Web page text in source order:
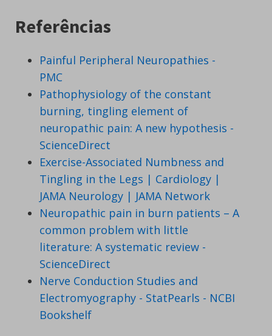
Referências
Painful Peripheral Neuropathies -
PMC
Pathophysiology of the constant
burning, tingling element of
neuropathic pain: A new hypothesis -
ScienceDirect
Exercise-Associated Numbness and
Tingling in the Legs | Cardiology |
JAMA Neurology | JAMA Network
Neuropathic pain in burn patients – A
common problem with little
literature: A systematic review -
ScienceDirect
Nerve Conduction Studies and
Electromyography - StatPearls - NCBI
Bookshelf